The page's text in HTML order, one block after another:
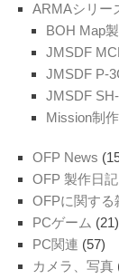
ARMAシリー
BOH Map
JMSDF
JMSDF P-
JMSDF
Mission制作
OFP News
OFP 製作日記
OFPに関する
PCゲーム (21)
PC関連 (57)
カメラ、写真